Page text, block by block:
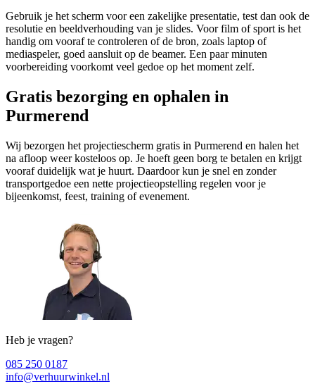
Gebruik je het scherm voor een zakelijke presentatie, test dan ook de
resolutie en beeldverhouding van je slides. Voor film of sport is het
handig om vooraf te controleren of de bron, zoals laptop of
mediaspeler, goed aansluit op de beamer. Een paar minuten
voorbereiding voorkomt veel gedoe op het moment zelf.
Gratis bezorging en ophalen in
Purmerend
Wij bezorgen het projectiescherm gratis in Purmerend en halen het
na afloop weer kosteloos op. Je hoeft geen borg te betalen en krijgt
vooraf duidelijk wat je huurt. Daardoor kun je snel en zonder
transportgedoe een nette projectieopstelling regelen voor je
bijeenkomst, feest, training of evenement.
Heb je vragen?
085 250 0187
info@verhuurwinkel.nl